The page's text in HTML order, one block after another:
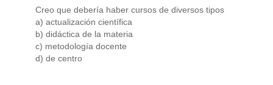
Creo que debería haber cursos de diversos tipos
a) actualización científica
b) didáctica de la materia
c) metodología docente
d) de centro